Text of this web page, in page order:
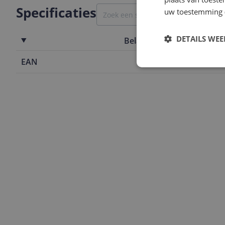
Specificaties
Belangrijkste kenmerken
EAN
uw
DETAILS